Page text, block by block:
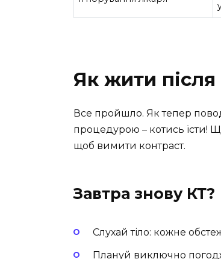
Як жити після
Все пройшло. Як тепер
процедурою – котись їсти!
щоб вимити контраст.
Завтра знову КТ?
Слухай тіло: кожне
Плануй виключно